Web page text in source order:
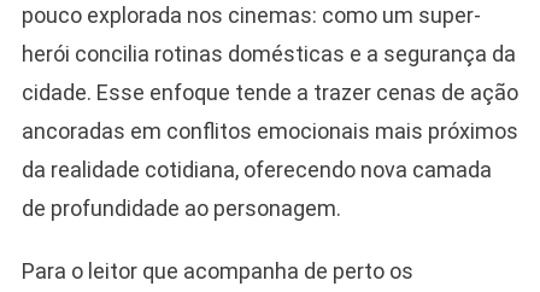
pouco explorada nos cinemas: como um super-
herói concilia rotinas domésticas e a segurança da
cidade. Esse enfoque tende a trazer cenas de ação
ancoradas em conflitos emocionais mais próximos
da realidade cotidiana, oferecendo nova camada
de profundidade ao personagem.
Para o leitor que acompanha de perto os